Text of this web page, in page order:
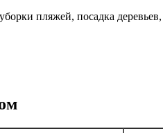
пляжей, посадка